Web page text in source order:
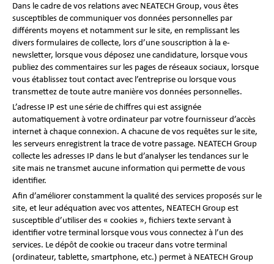
Dans le cadre de vos relations avec NEATECH Group, vous êtes
susceptibles de communiquer vos données personnelles par
différents moyens et notamment sur le site, en remplissant les
divers formulaires de collecte, lors d’une souscription à la e-
newsletter, lorsque vous déposez une candidature, lorsque vous
publiez des commentaires sur les pages de réseaux sociaux, lorsque
vous établissez tout contact avec l’entreprise ou lorsque vous
transmettez de toute autre manière vos données personnelles.
L’adresse IP est une série de chiffres qui est assignée
automatiquement à votre ordinateur par votre fournisseur d’accès
internet à chaque connexion. A chacune de vos requêtes sur le site,
les serveurs enregistrent la trace de votre passage. NEATECH Group
collecte les adresses IP dans le but d’analyser les tendances sur le
site mais ne transmet aucune information qui permette de vous
identifier.
Afin d’améliorer constamment la qualité des services proposés sur le
site, et leur adéquation avec vos attentes, NEATECH Group est
susceptible d’utiliser des « cookies », fichiers texte servant à
identifier votre terminal lorsque vous vous connectez à l’un des
services. Le dépôt de cookie ou traceur dans votre terminal
(ordinateur, tablette, smartphone, etc.) permet à NEATECH Group